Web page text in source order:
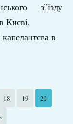
з”їзду
Києві.
капелантсва в
18 19 20